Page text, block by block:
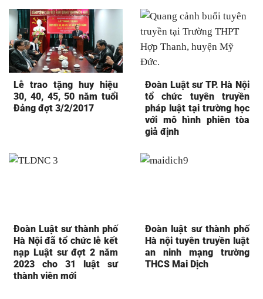
Lễ trao tặng huy hiệu
30, 40, 45, 50 năm tuổi
Đảng đợt 3/2/2017
Đoàn Luật sư TP. Hà Nội
tổ chức tuyên truyền
pháp luật tại trường học
với mô hình phiên tòa
giả định
Đoàn Luật sư thành phố
Hà Nội đã tổ chức lễ kết
nạp Luật sư đợt 2 năm
2023 cho 31 luật sư
thành viên mới
Đoàn luật sư thành phố
Hà nội tuyên truyền luật
an ninh mạng trường
THCS Mai Dịch